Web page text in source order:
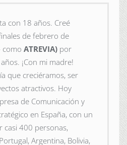
con 18 años. Creé
de febrero de
como ATREVIA) por
¡Con mi madre!
que creciéramos, ser
atractivos. Hoy
de Comunicación y
en España, con un
400 personas,
Argentina, Bolivia,